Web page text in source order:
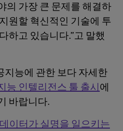
의 가장 큰 문제를 해결하
원할 혁신적인 기술에 투
하고 있습니다.”고 말했
지능에 관한 보다 자세한
능 인텔리전스 툴 출시에
바랍니다.
이터가 실명을 일으키는